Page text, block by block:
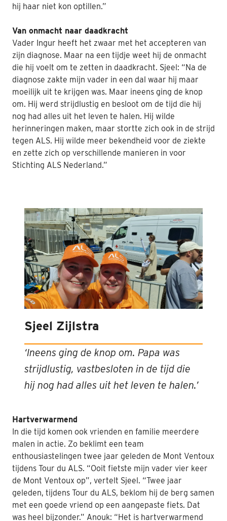
hij haar niet kon optillen.”
Van onmacht naar daadkracht
Vader Ingur heeft het zwaar met het accepteren van
zijn diagnose. Maar na een tijdje weet hij de onmacht
die hij voelt om te zetten in daadkracht. Sjeel: “Na de
diagnose zakte mijn vader in een dal waar hij maar
moeilijk uit te krijgen was. Maar ineens ging de knop
om. Hij werd strijdlustig en besloot om de tijd die hij
nog had alles uit het leven te halen. Hij wilde
herinneringen maken, maar stortte zich ook in de strijd
tegen ALS. Hij wilde meer bekendheid voor de ziekte
en zette zich op verschillende manieren in voor
Stichting ALS Nederland.”
Sjeel Zijlstra
‘Ineens ging de knop om. Papa was
strijdlustig, vastbesloten in de tijd die
hij nog had alles uit het leven te halen.’
Hartverwarmend
In die tijd komen ook vrienden en familie meerdere
malen in actie. Zo beklimt een team
enthousiastelingen twee jaar geleden de Mont Ventoux
tijdens Tour du ALS. “Ooit fietste mijn vader vier keer
de Mont Ventoux op”, vertelt Sjeel. “Twee jaar
geleden, tijdens Tour du ALS, beklom hij de berg samen
met een goede vriend op een aangepaste fiets. Dat
was heel bijzonder.” Anouk: “Het is hartverwarmend